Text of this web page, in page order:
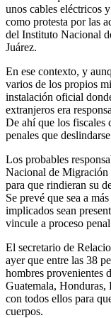
unos cables eléctricos
como protesta por las
del Instituto Nacional
Juárez.
En ese contexto, y
varios de los propios
instalación oficial
extranjeros era
De ahí que los fiscales
penales que
Los probables
Nacional de Migración
para que rindieran su
Se prevé que sea a
implicados sean
vincule a proceso
El secretario de
ayer que entre las 38
hombres provenientes
Guatemala, Honduras,
con todos ellos para
cuerpos.